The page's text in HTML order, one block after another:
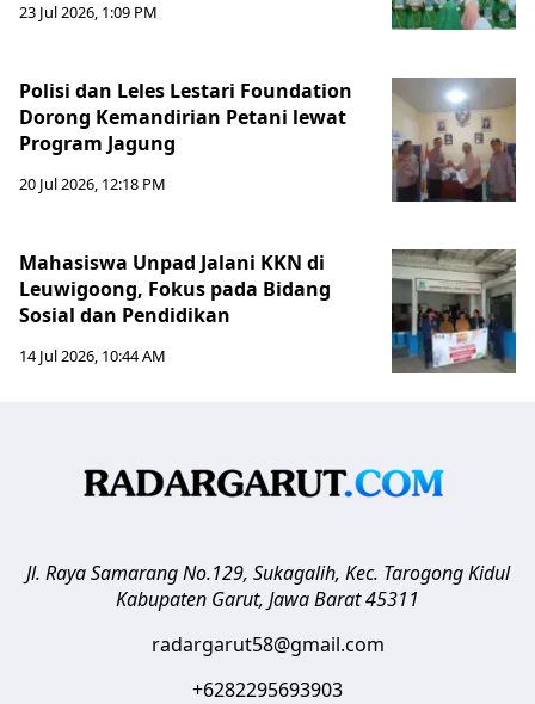
23 Jul 2026, 1:09 PM
Polisi dan Leles Lestari Foundation
Dorong Kemandirian Petani lewat
Program Jagung
20 Jul 2026, 12:18 PM
Mahasiswa Unpad Jalani KKN di
Leuwigoong, Fokus pada Bidang
Sosial dan Pendidikan
14 Jul 2026, 10:44 AM
Jl. Raya Samarang No.129, Sukagalih, Kec. Tarogong Kidul
Kabupaten Garut, Jawa Barat45311
radargarut58@gmail.com
+6282295693903